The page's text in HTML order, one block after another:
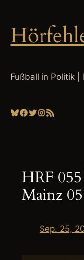
springen
Fußball in Politik |
Bluesky
Facebook
Twitter
RSS-Feed
HRF
Mainz 05
Sep. 25,